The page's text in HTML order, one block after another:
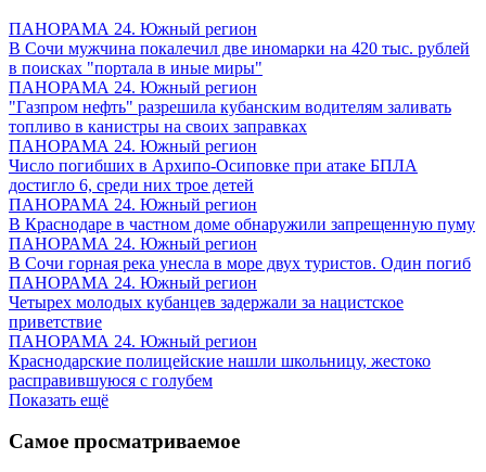
ПАНОРАМА 24. Южный регион
В Сочи мужчина покалечил две иномарки на 420 тыс. рублей
в поисках "портала в иные миры"
ПАНОРАМА 24. Южный регион
"Газпром нефть" разрешила кубанским водителям заливать
топливо в канистры на своих заправках
ПАНОРАМА 24. Южный регион
Число погибших в Архипо-Осиповке при атаке БПЛА
достигло 6, среди них трое детей
ПАНОРАМА 24. Южный регион
В Краснодаре в частном доме обнаружили запрещенную пуму
ПАНОРАМА 24. Южный регион
В Сочи горная река унесла в море двух туристов. Один погиб
ПАНОРАМА 24. Южный регион
Четырех молодых кубанцев задержали за нацистское
приветствие
ПАНОРАМА 24. Южный регион
Краснодарские полицейские нашли школьницу, жестоко
расправившуюся с голубем
Показать ещё
Самое просматриваемое